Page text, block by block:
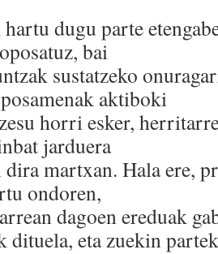
dugu parte
bai
sustatzeko
aktiboki
horri esker,
jarduera
martxan. Hala ere,
ondoren,
dagoen ereduak
dituela, eta zuekin